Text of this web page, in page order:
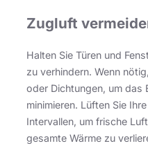
Zugluft
Halten Sie Türen und
zu verhindern. Wenn
oder Dichtungen, um das
minimieren. Lüften Sie
Intervallen, um frische
gesamte Wärme zu